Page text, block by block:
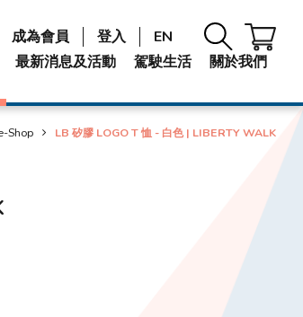
最新消息及活動 駕駛生活 關於我們
成為會員 登入 EN
Shop LB 矽膠 LOGO T 恤 - 白色 | LIBERTY WALK